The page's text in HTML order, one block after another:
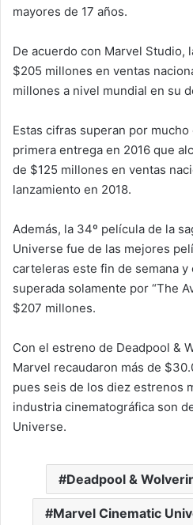
mayores de 17 años.
De acuerdo con Marvel Studio,
$205 millones en ventas
millones a nivel mundial en su
Estas cifras superan por
primera entrega en 2016 que
de $125 millones en ventas
lanzamiento en 2018.
Además, la 34º película de la
Universe fue de las mejores
carteleras este fin de semana
superada solamente por “The
$207 millones.
Con el estreno de Deadpool &
Marvel recaudaron más de
pues seis de los diez estrenos
industria cinematográfica son
Universe.
Deadpool &
Marvel Cinematic